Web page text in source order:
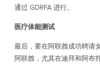
通过 GDRFA 进行。
医疗体能测试
最后，要在阿联酋成功聘请
阿联酋，尤其在迪拜和阿布